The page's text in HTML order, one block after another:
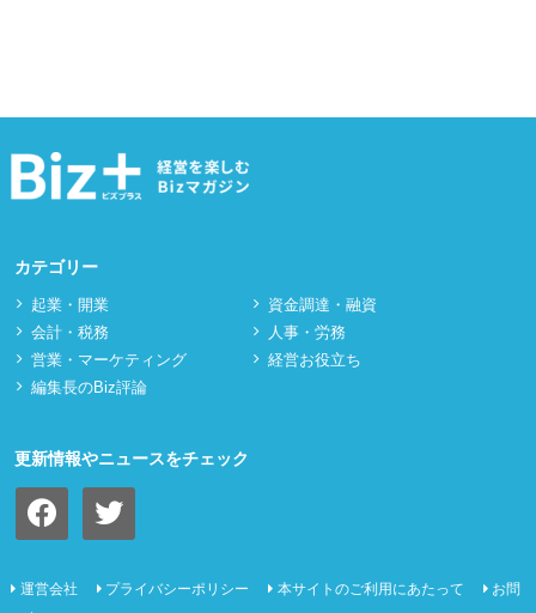
カテゴリー
起業・開業
資⾦調達・融資
会計・税務
⼈事・労務
営業・マーケティング
経営お役立ち
編集長のBiz評論
更新情報やニュースをチェック
facebook twitter
運営会社 プライバシーポリシー 本サイトのご利用にあたって
お問